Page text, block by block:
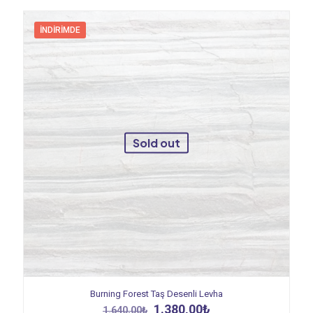
İNDIRIMDE
Sold out
Burning Forest Taş Desenli Levha
1.640,00₺ Orijinal
1.380,00₺